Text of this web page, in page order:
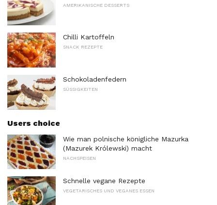
AMERIKANISCHE DESSERTS
Chilli Kartoffeln
SNACK REZEPTE
Schokoladenfedern
SÜSSIGKEITEN
Users choice
Wie man polnische königliche Mazurka
(Mazurek Królewski) macht
NACHSPEISEN
Schnelle vegane Rezepte
VEGETARISCHES UND VEGANES ESSEN